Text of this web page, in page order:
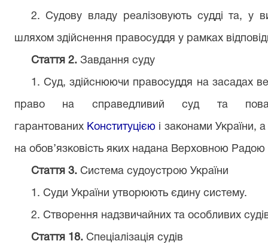
2. Судову владу реалізовують судді та, у
шляхом здійснення правосуддя у рамках
Стаття 2.Завдання суду
1. Суд, здійснюючи правосуддя на засадах
право на справедливий суд та
гарантованих Конституцією і законами України,
на обов’язковість яких надана Верховною Радою
Стаття 3.Система судоустрою України
1. Суди України утворюють єдину систему.
2. Створення надзвичайних та особливих
Стаття 18.Спеціалізація судів